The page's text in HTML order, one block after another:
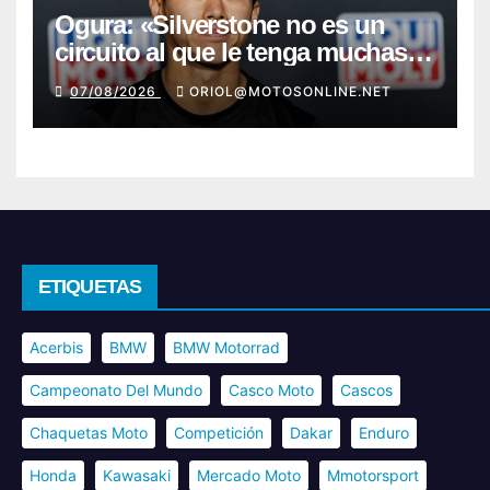
Ogura: «Silverstone no es un
circuito al que le tenga muchas
ganas»
07/08/2026 ORIOL@MOTOSONLINE.NET
ETIQUETAS
Acerbis BMW BMW Motorrad
Campeonato Del Mundo Casco Moto Cascos
Chaquetas Moto Competición Dakar Enduro
Honda Kawasaki Mercado Moto Mmotorsport